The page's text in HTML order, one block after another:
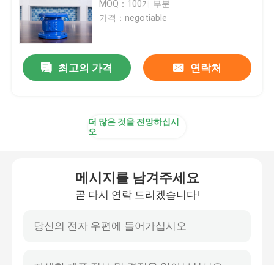
MOQ：100개 부분
가격：negotiable
최고의 가격 연락처
더 많은 것을 전망하십시
오
메시지를 남겨주세요
곧 다시 연락 드리겠습니다!